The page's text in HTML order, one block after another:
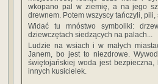
wkopano pal w ziemię, a na jego
drewnem. Potem wszyscy tańczyli,
Widać tu mnóstwo symboliki:
dziewczętach siedzących na palach...
Ludzie na wsiach i w małych
Janem, bo jest to niezdrowe.
świętojańskiej woda jest
innych kusicielek.